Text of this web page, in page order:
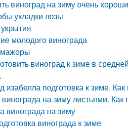
виноград на зиму очень
укладки лозы
молодого винограда
виноград к зиме в
изабелла подготовка к зиме.
на зиму листьями. Как
винограда на зиму
винограда к зиме